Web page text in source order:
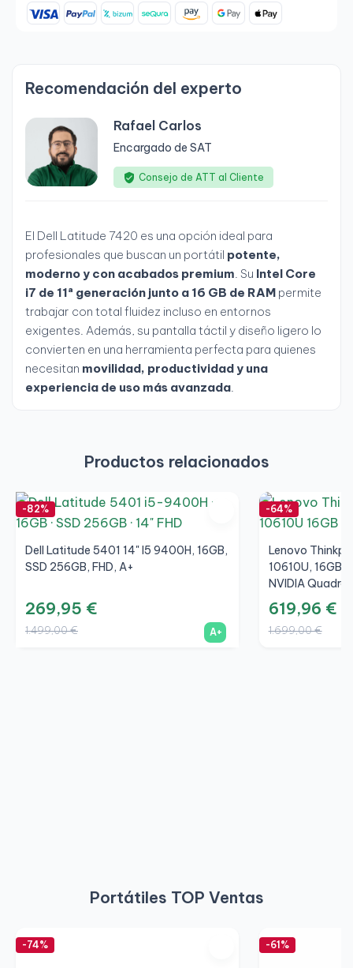
Recomendación del experto
Rafael Carlos
Encargado de SAT
Consejo de ATT al Cliente
El Dell Latitude 7420 es una opción ideal para
profesionales que buscan un portátil potente,
moderno y con acabados premium. Su Intel Core
i7 de 11ª generación junto a 16 GB de RAM permite
trabajar con total fluidez incluso en entornos
exigentes. Además, su pantalla táctil y diseño ligero lo
convierten en una herramienta perfecta para quienes
necesitan movilidad, productividad y una
experiencia de uso más avanzada.
Productos relacionados
-82%
Dell Latitude 5401 14" I5 9400H, 16GB,
SSD 256GB, FHD, A+
269,95 €
1.499,00 € A+
-64%
Lenovo
10610U, 16GB,
NVIDIA Quadro
619,96 €
1.699,00 €
Portátiles TOP Ventas
-74% -61%